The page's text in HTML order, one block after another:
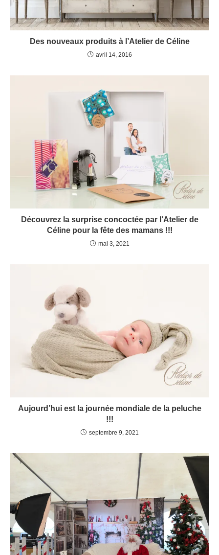
Des nouveaux produits à l’Atelier de Céline
avril 14, 2016
Découvrez la surprise concoctée par l’Atelier de
Céline pour la fête des mamans !!!
mai 3, 2021
Aujourd’hui est la journée mondiale de la peluche
!!!
septembre 9, 2021